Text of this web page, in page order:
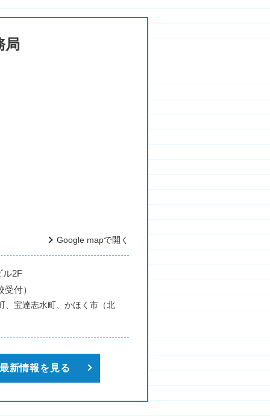
局
Google mapで開く
ル2F
付）
、宝達志水町、かほく市（北
新情報を見る